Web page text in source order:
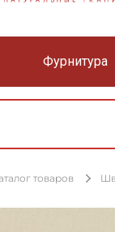
Фурнитура
товаров